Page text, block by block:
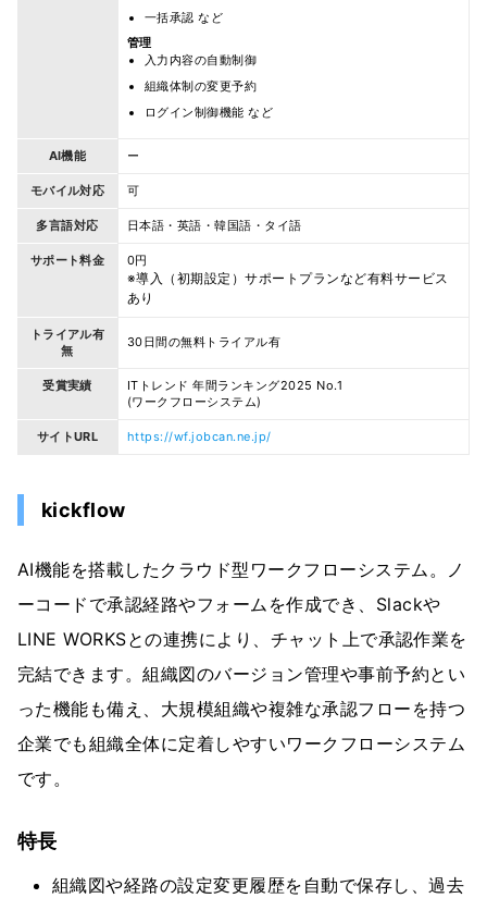
一括承認 など
管理
入力内容の自動制御
組織体制の変更予約
ログイン制御機能 など
AI機能 ー
モバイル対応 可
多言語対応 日本語・英語・韓国語・タイ語
サポート料金 0円
※導入（初期設定）サポートプランなど有料サービス
あり
トライアル有
無
30日間の無料トライアル有
受賞実績
ITトレンド 年間ランキング2025 No.1
(ワークフローシステム)
サイトURL https://wf.jobcan.ne.jp/
kickflow
AI機能を搭載したクラウド型ワークフローシステム。ノ
ーコードで承認経路やフォームを作成でき、Slackや
LINE WORKSとの連携により、チャット上で承認作業を
完結できます。組織図のバージョン管理や事前予約とい
った機能も備え、大規模組織や複雑な承認フローを持つ
企業でも組織全体に定着しやすいワークフローシステム
です。
特長
組織図や経路の設定変更履歴を自動で保存し、過去